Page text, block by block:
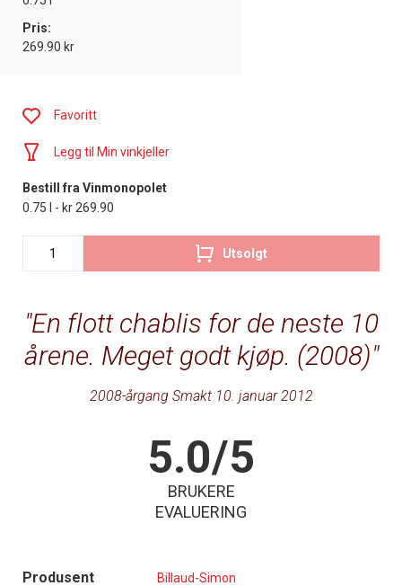
Pris:
269.90 kr
En flott chablis for de neste 10
årene. Meget godt kjøp. (2008)
2008-årgang Smakt 10. januar 2012
5.0/5
BRUKERE
EVALUERING
Produsent Billaud-Simon
Favoritt
Legg til Min vinkjeller
Bestill fra Vinmonopolet
0.75 l - kr 269.90
Utsolgt